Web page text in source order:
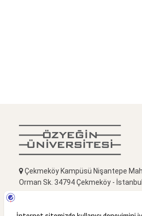
Çekmeköy Kampüsü Nişantepe Mah.
Orman Sk. 34794 Çekmeköy - İstanbul